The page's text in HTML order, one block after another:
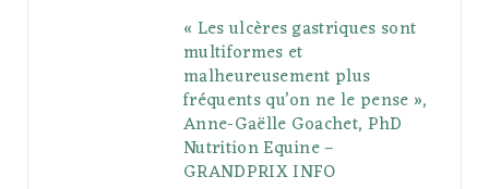
e
P
l
s
g
r
a
m
r
e
s
r
« Les ulcères gastriques sont
multiformes et
malheureusement plus
fréquents qu’on ne le pense »,
Anne-Gaëlle Goachet, PhD
Nutrition Equine –
GRANDPRIX INFO